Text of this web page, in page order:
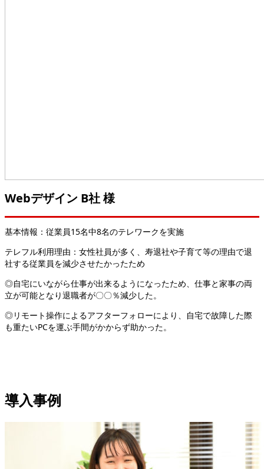
Webデザイン B社 様
基本情報：従業員15名中8名のテレワークを実施
テレフル利用理由：女性社員が多く、寿退社や子育て等の理由で退
社する従業員を減少させたかったため
◎自宅にいながら仕事が出来るようになったため、仕事と家事の両
立が可能となり退職者が〇〇％減少した。
◎リモート操作によるアフターフォローにより、自宅で故障した際
も重たいPCを運ぶ手間がかからず助かった。
導入事例